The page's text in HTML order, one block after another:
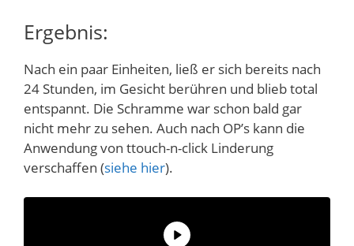
Ergebnis:
Nach ein paar Einheiten, ließ er sich bereits nach
24 Stunden, im Gesicht berühren und blieb total
entspannt. Die Schramme war schon bald gar
nicht mehr zu sehen. Auch nach OP’s kann die
Anwendung von ttouch-n-click Linderung
verschaffen (siehe hier).